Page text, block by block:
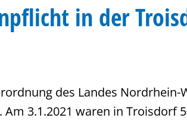
in der
des Landes Nordrhein-
3.1.2021 waren in Troisdorf